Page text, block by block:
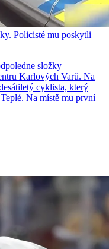
Policisté mu poskytli
složky
Karlových Varů. Na
cyklista, který
Na místě mu první